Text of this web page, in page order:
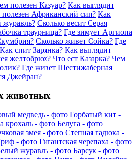
полезен Казуар? Как выглядит
Африканский сип? Как
журавль? Сколько весит Серая
траурница? Где зимует Аргиопа
Сколько живет Сойка? Где
Как спит Зарянка? Как выглядит
желтобрюх? Что ест Казарка? Чем
Где живет Шестижаберная
Джейран?
животных
медведь - фото Горбатый кит -
крохаль - фото Белуга - фото
змея - фото Степная гадюка -
- фото Гигантская черепаха - фото
журавль - фото Барсук - фото